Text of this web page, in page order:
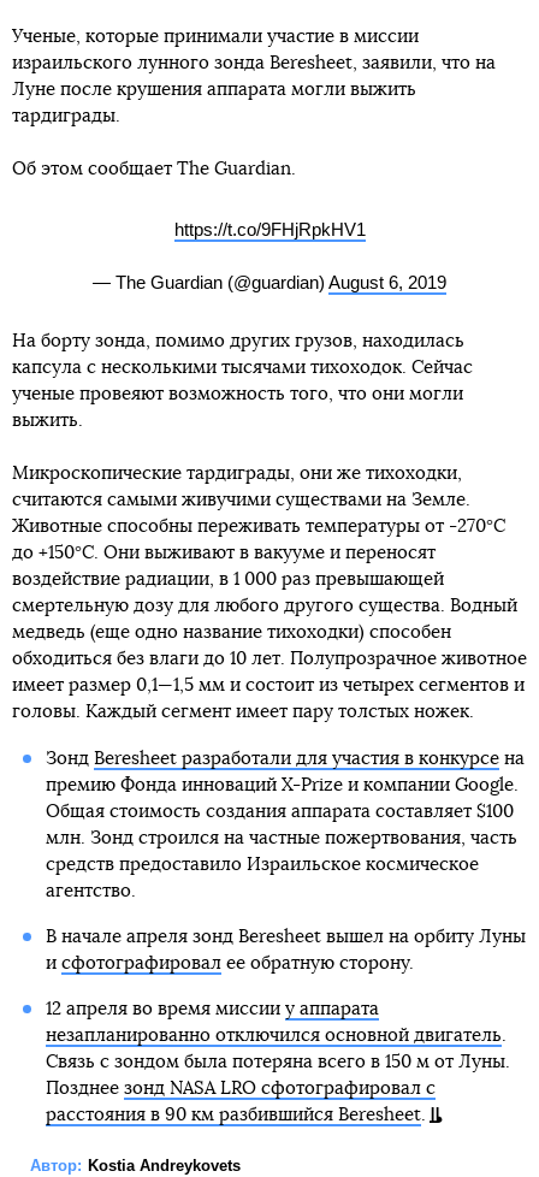
Ученые, которые принимали участие в миссии
израильского лунного зонда Beresheet, заявили, что на
Луне после крушения аппарата могли выжить
тардиграды.
Об этом сообщает The Guardian.
https://t.co/9FHjRpkHV1
— The Guardian (@guardian) August 6, 2019
На борту зонда, помимо других грузов, находилась
капсула с несколькими тысячами тихоходок. Сейчас
ученые провеяют возможность того, что они могли
выжить.
Микроскопические тардиграды, они же тихоходки,
считаются самыми живучими существами на Земле.
Животные способны переживать температуры от -270°C
до +150°C. Они выживают в вакууме и переносят
воздействие радиации, в 1 000 раз превышающей
смертельную дозу для любого другого существа. Водный
медведь (еще одно название тихоходки) способен
обходиться без влаги до 10 лет. Полупрозрачное животное
имеет размер 0,1—1,5 мм и состоит из четырех сегментов и
головы. Каждый сегмент имеет пару толстых ножек.
Зонд Beresheet разработали для участия в конкурсена
премию Фонда инноваций X-Prize и компании Google.
Общая стоимость создания аппарата составляет $100
млн. Зонд строился на частные пожертвования, часть
средств предоставило Израильское космическое
агентство.
В начале апреля зонд Beresheet вышел на орбиту Луны
и сфотографировалее обратную сторону.
12 апреля во время миссии у аппарата
незапланированно отключился основной двигатель.
Связь с зондом была потеряна всего в 150 м от Луны.
Позднее зонд NASA LRO сфотографировал с
расстояния в 90 км разбившийся Beresheet.
Автор: Kostia Andreykovets